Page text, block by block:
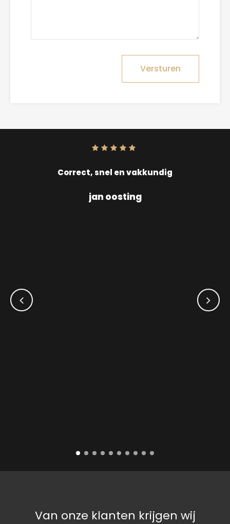
Versturen
10
Correct, snel en vakkundig
jan oosting
Van onze klanten krijgen wij